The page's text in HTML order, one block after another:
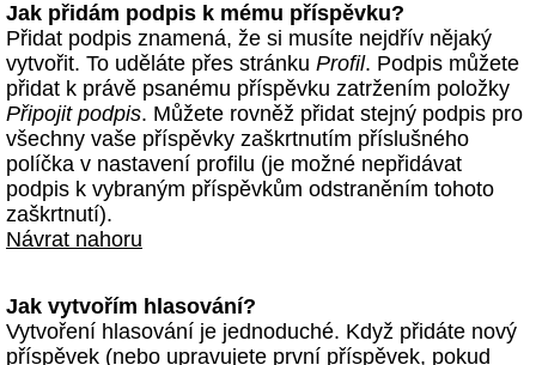
Jak přidám podpis k mému příspěvku?
Přidat podpis znamená, že si musíte nejdřív nějaký
vytvořit. To uděláte přes stránku Profil. Podpis můžete
přidat k právě psanému příspěvku zatržením položky
Připojit podpis. Můžete rovněž přidat stejný podpis pro
všechny vaše příspěvky zaškrtnutím příslušného
políčka v nastavení profilu (je možné nepřidávat
podpis k vybraným příspěvkům odstraněním tohoto
zaškrtnutí).
Návrat nahoru
Jak vytvořím hlasování?
Vytvoření hlasování je jednoduché. Když přidáte nový
příspěvek (nebo upravujete první příspěvek, pokud